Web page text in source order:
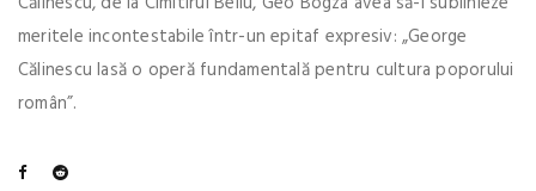
meritele incontestabile într-un epitaf expresiv: „George
Călinescu lasă o operă fundamentală pentru cultura poporului
român”.